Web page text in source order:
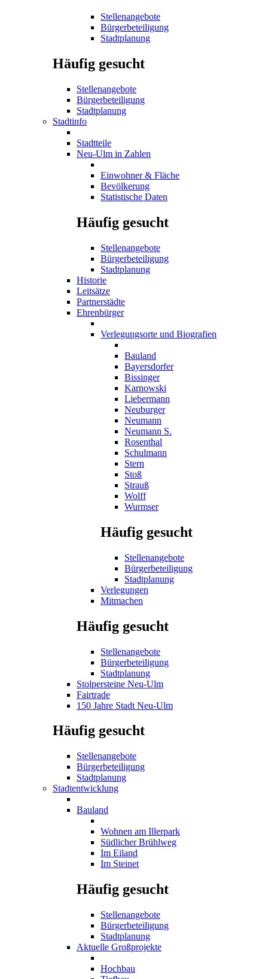
Stellenangebote
Bürgerbeteiligung
Stadtplanung
Häufig gesucht
Stellenangebote
Bürgerbeteiligung
Stadtplanung
Stadtinfo
Stadtteile
Neu-Ulm in Zahlen
Einwohner & Fläche
Bevölkerung
Statistische Daten
Häufig gesucht
Stellenangebote
Bürgerbeteiligung
Stadtplanung
Historie
Leitsätze
Partnerstädte
Ehrenbürger
Verlegungsorte und Biografien
Bauland
Bayersdorfer
Bissinger
Karnowski
Liebermann
Neuburger
Neumann
Neumann S.
Rosenthal
Schulmann
Stern
Stoß
Strauß
Wolff
Wurmser
Häufig gesucht
Stellenangebote
Bürgerbeteiligung
Stadtplanung
Verlegungen
Mitmachen
Häufig gesucht
Stellenangebote
Bürgerbeteiligung
Stadtplanung
Stolpersteine Neu-Ulm
Fairtrade
150 Jahre Stadt Neu-Ulm
Häufig gesucht
Stellenangebote
Bürgerbeteiligung
Stadtplanung
Stadtentwicklung
Bauland
Wohnen am Illerpark
Südlicher Brühlweg
Im Eiland
Im Steinet
Häufig gesucht
Stellenangebote
Bürgerbeteiligung
Stadtplanung
Aktuelle Großprojekte
Hochbau